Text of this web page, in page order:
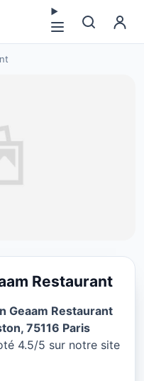
à
Restaurant
Geaam Restaurant
75116 Paris
4.5/5 sur notre site